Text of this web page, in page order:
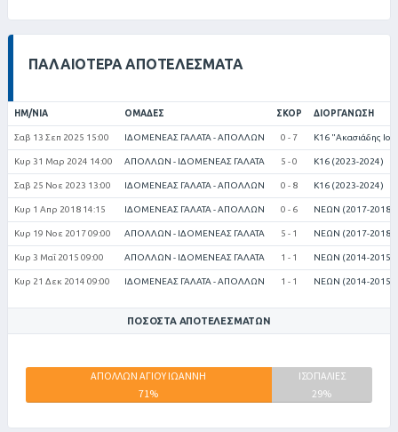
ΠΑΛΑΙΌΤΕΡΑ ΑΠΟΤΕΛΈΣΜΑΤΑ
ΗΜ/ΝΊΑ ΟΜΆΔΕΣ ΣΚΟΡ ΔΙΟΡΓΆΝΩΣΗ
Σαβ 13 Σεπ 2025 15:00 ΙΔΟΜΕΝΕΑΣ ΓΑΛΑΤΑ - ΑΠΟΛΛΩΝ 0 - 7 Κ16 "Ακασιάδης
Κυρ 31 Μαρ 2024 14:00 ΑΠΟΛΛΩΝ - ΙΔΟΜΕΝΕΑΣ ΓΑΛΑΤΑ 5 - 0 Κ16 (2023-2024)
Σαβ 25 Νοε 2023 13:00 ΙΔΟΜΕΝΕΑΣ ΓΑΛΑΤΑ - ΑΠΟΛΛΩΝ 0 - 8 Κ16 (2023-2024)
Κυρ 1 Απρ 2018 14:15 ΙΔΟΜΕΝΕΑΣ ΓΑΛΑΤΑ - ΑΠΟΛΛΩΝ 0 - 6 ΝΕΩΝ (2017-2018)
Κυρ 19 Νοε 2017 09:00 ΑΠΟΛΛΩΝ - ΙΔΟΜΕΝΕΑΣ ΓΑΛΑΤΑ 5 - 1 ΝΕΩΝ (2017-2018)
Κυρ 3 Μαΐ 2015 09:00 ΑΠΟΛΛΩΝ - ΙΔΟΜΕΝΕΑΣ ΓΑΛΑΤΑ 1 - 1 ΝΕΩΝ (2014-2015)
Κυρ 21 Δεκ 2014 09:00 ΙΔΟΜΕΝΕΑΣ ΓΑΛΑΤΑ - ΑΠΟΛΛΩΝ 1 - 1 ΝΕΩΝ (2014-2015)
ΠΟΣΟΣΤΆ ΑΠΟΤΕΛΕΣΜΆΤΩΝ
ΑΠΟΛΛΩΝ ΑΓΙΟΥ ΙΩΑΝΝΗ
71%
ΙΔΟΜΕΝΕΑΣ
ΙΣΟΠΑΛΙΕΣ
29%